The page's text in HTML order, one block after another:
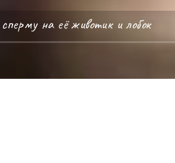
на её животик и лобок